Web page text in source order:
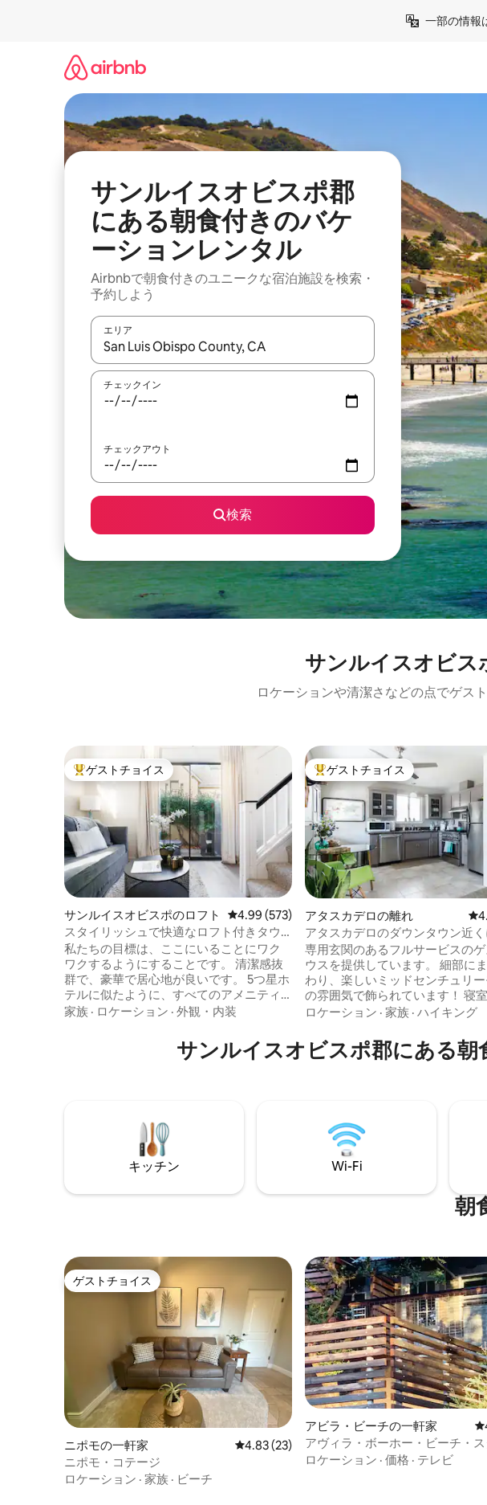
一部の情報
サンルイスオビスポ郡
にある朝食付きのバケ
ーションレンタル
Airbnbで朝食付きのユニークな宿泊施設を検索・
予約しよう
エリア
検索結果が表示されたら、上下の矢印キーを使って移動するか、画面をタ
チェックイン
チェックアウト
検索
サンルイスオビス
ロケーションや清潔さなどの点でゲス
大好評のゲストチョイスです。
ゲストチョイス
サンルイスオビスポのロフト レビュー573件、5つ星中4.99つ星の平均評価
4.99 (573)
スタイリッシュで快適なロフト付きタウ
ンハウス、SLOのダウンタウン
私たちの目標は、ここにいることにワク
ワクするようにすることです。 清潔感抜
群で、豪華で居心地が良いです。 5つ星ホ
テルに似たように、すべてのアメニティ
が用意されています。高級リネン、羽毛
後のワインとチーズのプレートを楽しめ
る、素敵な庭園のようなパティオ。 ま
ルーツ、ヨーグルト。 何よりも、ロケー
ションは夢のようです！ ダウンタウンの
文化的中心地からわずか数ブロックで
す。 「SLOライフ」を体験するのに最適
なロケーションです！ このロフトは、お
う！！ ロマンチックな休暇、楽しい女子
旅行、出張旅行にも最適です。 私たちは
旅行が大好きで、ほかの場所と差をつけ
る細かなディテールに感謝しています。
その経験をここで活用しています。 すべ
てのアメニティ・設備が慎重に提供され
ています。 5つ星ホテルに似た設備で、
Wi-Fi、スマートテレビ、ベッドルームに
は趣のある電気暖炉、高級リネン、快適
なベッド、豪華なローブ、素敵な庭園の
ようなパティオで素敵な朝食を楽しんだ
り、午後のワインとチーズの盛り合わせ
を楽しむことができます。 朝食用品もご
用意しておりますので、ご自由にお楽し
みください。地元の卵、地元の焼き菓
子、コーヒー、イリーエスプレッソ、オ
家族 · ロケーション · 外観・内装
大好評のゲストチョイスです。
ゲストチョイス
アタスカデロの離れ レ
アタスカデロのダウンタウン近
ゲストハウスで過ごすロマンチ
暇
専用玄関のあるフルサービスの
ウスを提供しています。 細部にまでこだ
わり、楽しいミッドセンチュリ
の雰囲気で飾られています！ 寝室1部屋、
バスルーム1箇所、すべてのアメ
備えたキッチン、スマートテレ
放送を備えたリビングルームが
ながら美しい夕日を楽しむことが
ブルもご用意しております！ ご予約から
いましたら、必要に応じて対応
できればと思っていますが、そ
能な場合は、すべての宿泊施設
しております！ また、できるだけ柔軟に
対応できるよう努めております
要に応じてアーリーチェックイ
トチェックアウトについてお気
い合わせください。 関連情報とセントラ
ルコーストエリアの「お気に入
ト」が入ったハウスバインダー
しています。 シャノンと彼女の夫レギー
は、敷地内のメインの家に住ん
す。 ゲストハウスは、古風で静かなエリ
アにある、美しく成熟したオー
に囲まれています。 アタスカデロ
ンタウンに近い中心部に位置し、
ロケーション · 家族 · ハイキング
サンルイスオビスポ郡にある
キッチン Wi-Fi
朝
ゲストチョイス
ゲストチョイス
ニポモの一軒家 レビュー23件、5つ星中4.83つ星の平均評価
4.83 (23)
ニポモ・コテージ
ロケーション · 家族 · ビーチ
アビラ・ビーチの一軒家
アヴィラ・ボーホー・ビーチ・
ロケーション · 価格 · テレビ